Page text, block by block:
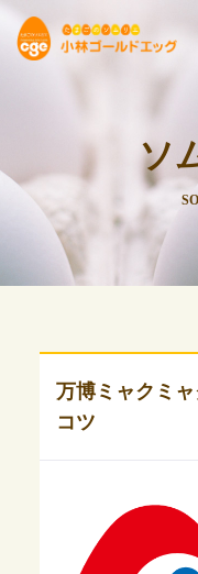
ソ
万博ミャクミ
コツ